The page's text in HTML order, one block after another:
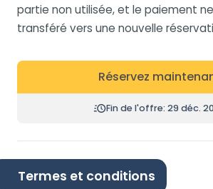
partie non utilisée, et le paiement
transféré vers une nouvelle
Réservez
Fin de l'offre: 29 déc.
Termes et conditions